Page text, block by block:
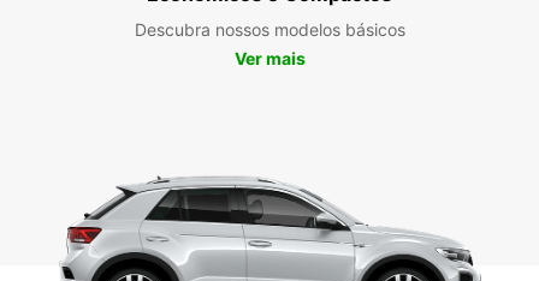
Descubra nossos modelos básicos
Ver mais